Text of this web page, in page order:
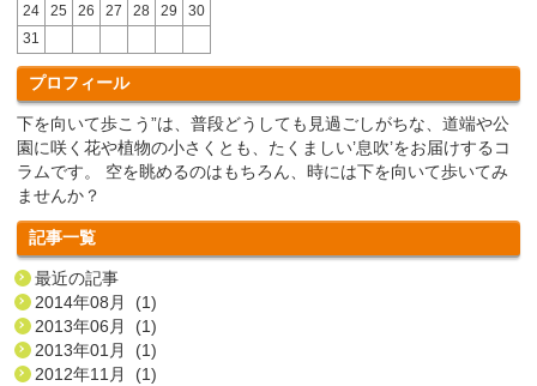
24
25 26 27 28 29
30
31
プロフィール
下を向いて歩こう”は、普段どうしても見過ごしがちな、道端や公
園に咲く花や植物の小さくとも、たくましい’息吹’をお届けするコ
ラムです。 空を眺めるのはもちろん、時には下を向いて歩いてみ
ませんか？
記事一覧
最近の記事
2014年08月 (1)
2013年06月 (1)
2013年01月 (1)
2012年11月 (1)